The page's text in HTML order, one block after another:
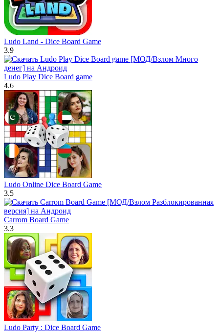
Ludo Land - Dice Board Game
3.9
Ludo Play Dice Board game
4.6
Ludo Online Dice Board Game
3.5
Carrom Board Game
3.3
Ludo Party : Dice Board Game